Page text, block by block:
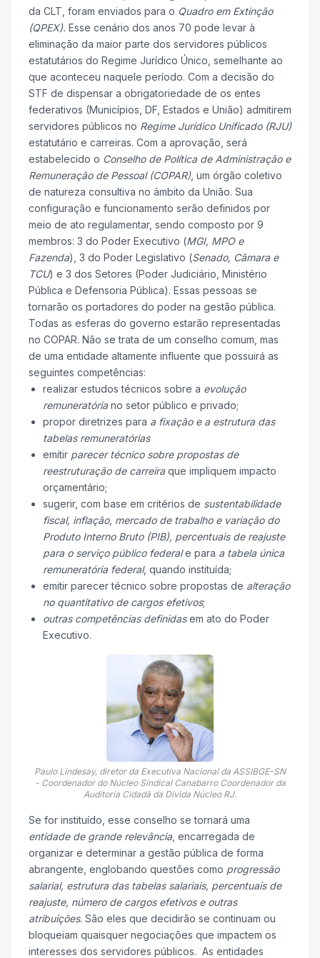
da CLT, foram enviados para o Quadro em Extinção
(QPEX). Esse cenário dos anos 70 pode levar à
eliminação da maior parte dos servidores públicos
estatutários do Regime Jurídico Único, semelhante ao
que aconteceu naquele período. Com a decisão do
STF de dispensar a obrigatoriedade de os entes
federativos (Municípios, DF, Estados e União) admitirem
servidores públicos no Regime Jurídico Unificado (RJU)
estatutário e carreiras. Com a aprovação, será
estabelecido o Conselho de Política de Administração e
Remuneração de Pessoal (COPAR), um órgão coletivo
de natureza consultiva no âmbito da União. Sua
configuração e funcionamento serão definidos por
meio de ato regulamentar, sendo composto por 9
membros: 3 do Poder Executivo (MGI, MPO e
Fazenda), 3 do Poder Legislativo (Senado, Câmara e
TCU) e 3 dos Setores (Poder Judiciário, Ministério
Pública e Defensoria Pública). Essas pessoas se
tornarão os portadores do poder na gestão pública.
Todas as esferas do governo estarão representadas
no COPAR. Não se trata de um conselho comum, mas
de uma entidade altamente influente que possuirá as
seguintes competências:
realizar estudos técnicos sobre a evolução
remuneratória no setor público e privado;
propor diretrizes para a fixação e a estrutura das
tabelas remuneratórias
emitir parecer técnico sobre propostas de
reestruturação de carreira que impliquem impacto
orçamentário;
sugerir, com base em critérios de sustentabilidade
fiscal, inflação, mercado de trabalho e variação do
Produto Interno Bruto (PIB), percentuais de reajuste
para o serviço público federale para a tabela única
remuneratória federal, quando instituída;
emitir parecer técnico sobre propostas de alteração
no quantitativo de cargos efetivos;
outras competências definidasem ato do Poder
Executivo.
Paulo Lindesay, diretor da Executiva Nacional da ASSIBGE-SN
- Coordenador do Núcleo Sindical Canabarro Coordenador da
Auditoria Cidadã da Dívida Núcleo RJ.
Se for instituído, esse conselho se tornará uma
entidade de grande relevância , encarregada de
organizar e determinar a gestão pública de forma
abrangente, englobando questões como progressão
salarial, estrutura das tabelas salariais, percentuais de
reajuste, número de cargos efetivos e outras
atribuições. São eles que decidirão se continuam ou
bloqueiam quaisquer negociações que impactem os
interesses dos servidores públicos. As entidades